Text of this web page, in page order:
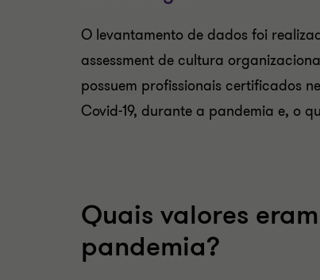
O levantamento de dados foi
assessment de cultura
possuem profissionais certificados
Covid-19, durante a pandemia e, o
Quais valores
pandemia?